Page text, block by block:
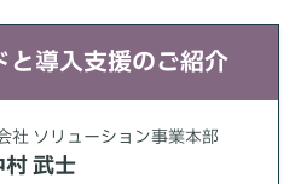
導入支援のご紹介
社 ソリューション事業本部
村 武士